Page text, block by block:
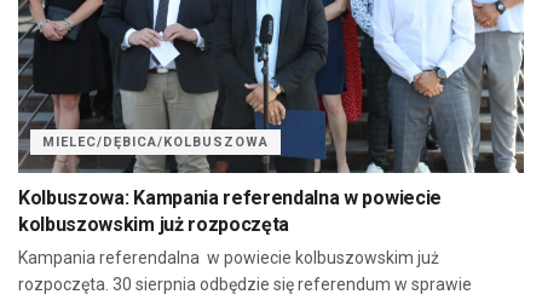
MIELEC/DĘBICA/KOLBUSZOWA
Kolbuszowa: Kampania referendalna w powiecie
kolbuszowskim już rozpoczęta
Kampania referendalna w powiecie kolbuszowskim już
rozpoczęta. 30 sierpnia odbędzie się referendum w sprawie